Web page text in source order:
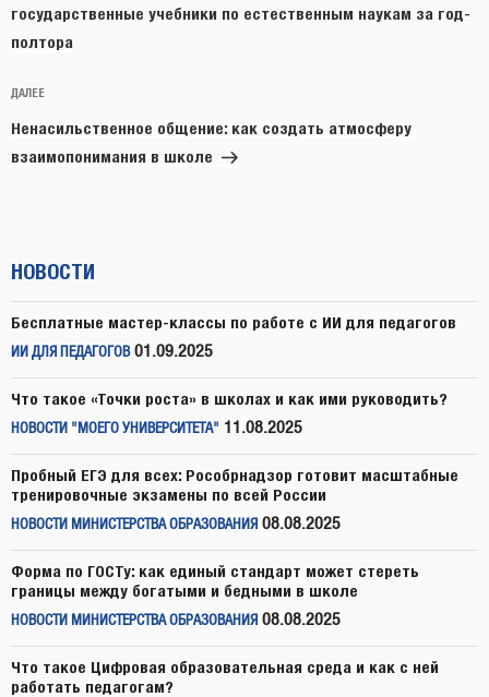
государственные учебники по естественным наукам за год-
полтора
Следующая
запись
ДАЛЕЕ
Ненасильственное общение: как создать атмосферу
взаимопонимания в школе
НОВОСТИ
Бесплатные мастер-классы по работе с ИИ для педагогов
ИИ ДЛЯ ПЕДАГОГОВ 01.09.2025
Что такое «Точки роста» в школах и как ими руководить?
НОВОСТИ "МОЕГО УНИВЕРСИТЕТА" 11.08.2025
Пробный ЕГЭ для всех: Рособрнадзор готовит масштабные
тренировочные экзамены по всей России
НОВОСТИ МИНИСТЕРСТВА ОБРАЗОВАНИЯ 08.08.2025
Форма по ГОСТу: как единый стандарт может стереть
границы между богатыми и бедными в школе
НОВОСТИ МИНИСТЕРСТВА ОБРАЗОВАНИЯ 08.08.2025
Что такое Цифровая образовательная среда и как с ней
работать педагогам?